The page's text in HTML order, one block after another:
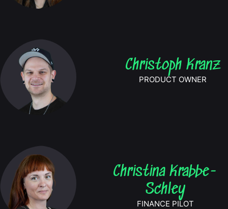
Christoph Kranz
PRODUCT OWNER
Christina Krabbe-
Schley
FINANCE PILOT